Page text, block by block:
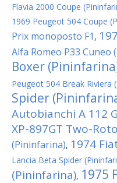
Flavia 2000 Coupe
1969 Peugeot 504 Coupe
Prix monoposto F1 ,
Alfa Romeo P33 Cuneo
Boxer
Peugeot 504 Break Riviera
Spider
Autobianchi A 112
XP-897GT Two-
(Pininfarina), 1974
Lancia Beta Spider
(Pininfarina), 1975